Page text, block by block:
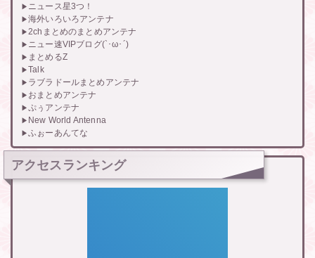
ニュース星3つ！
海外いろいろアンテナ
2chまとめのまとめアンテナ
ニュー速VIPブログ(`･ω･´)
まとめるZ
Talk
ラブラドールまとめアンテナ
おまとめアンテナ
ぷぅアンテナ
New World Antenna
ふぉーあんてな
アクセスランキング